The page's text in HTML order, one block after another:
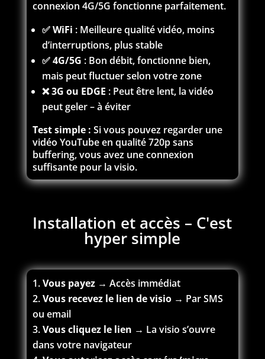
connexion 4G/5G fonctionne parfaitement.
✅WiFi : Meilleure qualité vidéo, moins
d’interruptions, plus stable
✅4G/5G : Bon débit, fonctionne bien,
mais peut fluctuer selon votre zone
❌3G ou EDGE : Peut être lent, la vidéo
peut geler – à éviter
Test simple : Si vous pouvez regarder une
vidéo YouTube en qualité 720p sans
buffering, vous avez une connexion
suffisante pour la visio.
Installation et accès – C'est
hyper simple
Vous payez→ Accès immédiat
Vous recevez le lien de visio→ Par SMS
ou email
Vous cliquez le lien → La visio s’ouvre
dans votre navigateur